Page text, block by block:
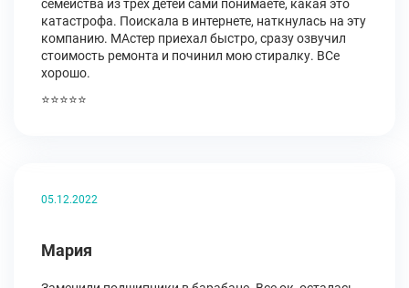
семейства из трех детей сами понимаете, какая это
катастрофа. Поискала в интернете, наткнулась на эту
компанию. МАстер приехал быстро, сразу озвучил
стоимость ремонта и починил мою стиралку. ВСе
хорошо.
⭐⭐⭐⭐⭐
05.12.2022
Мария